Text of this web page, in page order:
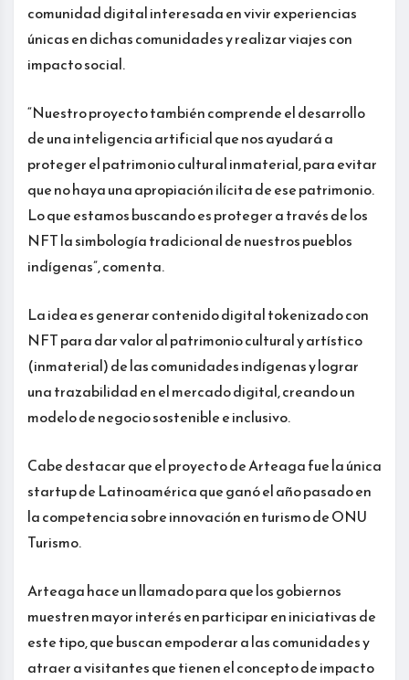
comunidad digital interesada en vivir experiencias
únicas en dichas comunidades y realizar viajes con
impacto social.
“Nuestro proyecto también comprende el desarrollo
de una inteligencia artificial que nos ayudará a
proteger el patrimonio cultural inmaterial, para evitar
que no haya una apropiación ilícita de ese patrimonio.
Lo que estamos buscando es proteger a través de los
NFT la simbología tradicional de nuestros pueblos
indígenas”, comenta.
La idea es generar contenido digital tokenizado con
NFT para dar valor al patrimonio cultural y artístico
(inmaterial) de las comunidades indígenas y lograr
una trazabilidad en el mercado digital, creando un
modelo de negocio sostenible e inclusivo.
Cabe destacar que el proyecto de Arteaga fue la única
startup de Latinoamérica que ganó el año pasado en
la competencia sobre innovación en turismo de ONU
Turismo.
Arteaga hace un llamado para que los gobiernos
muestren mayor interés en participar en iniciativas de
este tipo, que buscan empoderar a las comunidades y
atraer a visitantes que tienen el concepto de impacto